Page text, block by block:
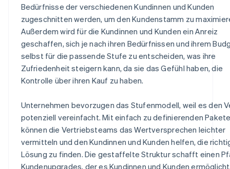
Bedürfnisse der verschiedenen Kundinnen und Kunden
zugeschnitten werden, um den Kundenstamm zu
Außerdem wird für die Kundinnen und Kunden ein Anreiz
geschaffen, sich je nach ihren Bedürfnissen und ihrem
selbst für die passende Stufe zu entscheiden, was ihre
Zufriedenheit steigern kann, da sie das Gefühl haben, die
Kontrolle über ihren Kauf zu haben.
Unternehmen bevorzugen das Stufenmodell, weil es den
potenziell vereinfacht. Mit einfach zu definierenden
können die Vertriebsteams das Wertversprechen leichter
vermitteln und den Kundinnen und Kunden helfen, die
Lösung zu finden. Die gestaffelte Struktur schafft einen
Kundenupgrades, der es Kundinnen und Kunden